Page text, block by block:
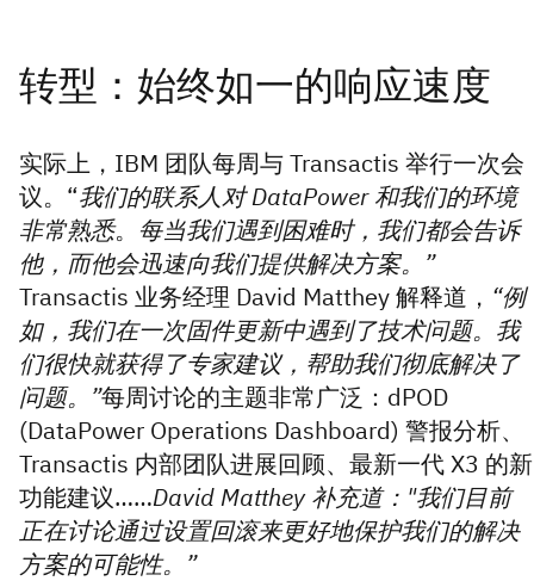
实际上，IBM 团队每周与 Transactis 举行一次会
议。“我们的联系人对 DataPower 和我们的环境
非常熟悉。 每当我们遇到困难时，我们都会告诉
他，而他会迅速向我们提供解决方案。”
Transactis 业务经理 David Matthey 解释道， “例
如，我们在一次固件更新中遇到了技术问题。我
们很快就获得了专家建议，帮助我们彻底解决了
问题。”每周讨论的主题非常广泛：dPOD
(DataPower Operations Dashboard) 警报分析、
Transactis 内部团队进展回顾、最新一代 X3 的新
功能建议……David Matthey 补充道："我们目前
正在讨论通过设置回滚来更好地保护我们的解决
方案的可能性。”